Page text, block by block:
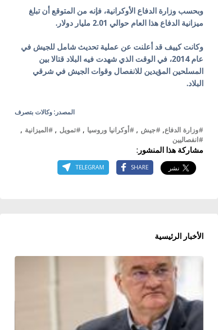
وبحسب وزارة الدفاع الأوكرانية، فإنه من المتوقع أن تبلغ
ميزانية الدفاع هذا العام حوالي 2.01 مليار دولار.
وكانت كييف قد أعلنت عن عملية تحديث شامل للجيش في
عام 2014، في الوقت الذي شهدت فيه البلاد قتالا بين
المسلحين المؤيدين للانفصال وقوات الجيش في شرقي
البلاد.
المصدر: وكالات بتصرف
#وزارة الدفاع, #جيش , #أوكرانيا وروسيا , #تمويل , #الميزانية ,
#انفصاليين
مشاركة هذا المنشور:
SHARE
TELEGRAM
الأخبار الرئيسية